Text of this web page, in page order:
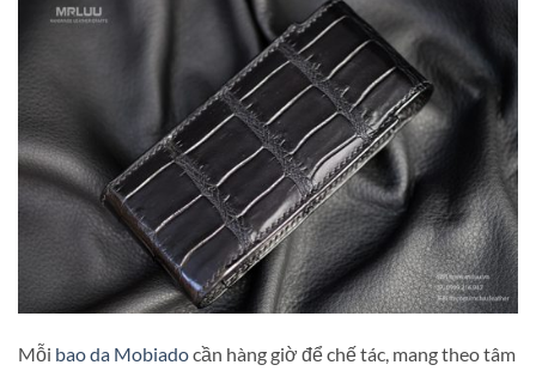
Mỗi bao da Mobiadocần hàng giờ để chế tác, mang theo tâm